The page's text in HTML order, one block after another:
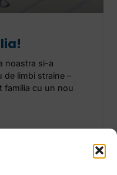
noastra si-a
de limbi straine –
familia cu un nou